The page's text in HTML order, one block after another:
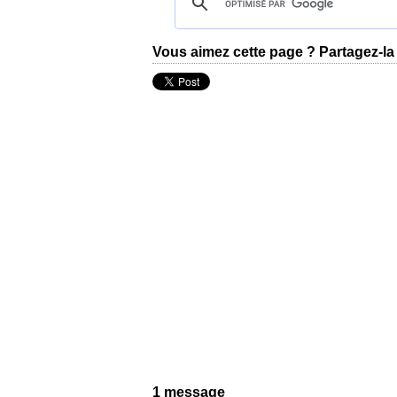
Vous aimez cette page ? Partagez-la
1 message